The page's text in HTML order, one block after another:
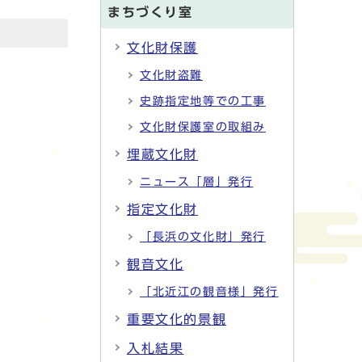
まちづくり室
文化財保護
文化財盗難
史跡指定地等での工事
文化財保護室の取組み
埋蔵文化財
ニュース「層」発行
指定文化財
「長浜の文化財」発行
観音文化
「北近江の観音様」発行
重要文化的景観
入札結果